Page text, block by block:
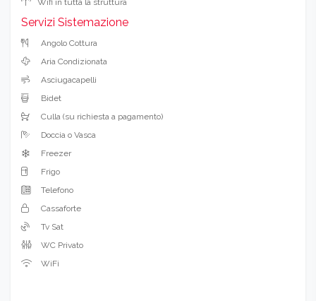
Servizi Sistemazione
Angolo Cottura
Aria Condizionata
Asciugacapelli
Bidet
Culla (su richiesta a pagamento)
Doccia o Vasca
Freezer
Frigo
Telefono
Cassaforte
Tv Sat
WC Privato
WiFi